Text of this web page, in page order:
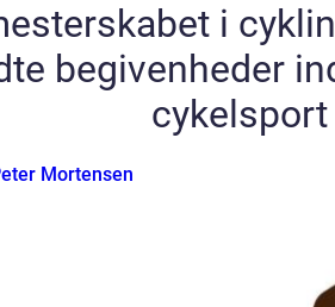
i
begivenheder
cykelsport
Mortensen